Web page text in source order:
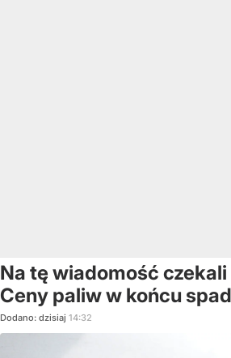
Na tę wiadomość
Ceny paliw w końcu
Dodano: dzisiaj 14:32